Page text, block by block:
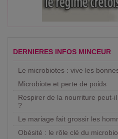
DERNIERES INFOS MINCEUR
Le microbiotes : vive les
Microbiote et perte de poids
Respirer de la nourriture peut-
?
Le mariage fait grossir les
Obésité : le rôle clé du